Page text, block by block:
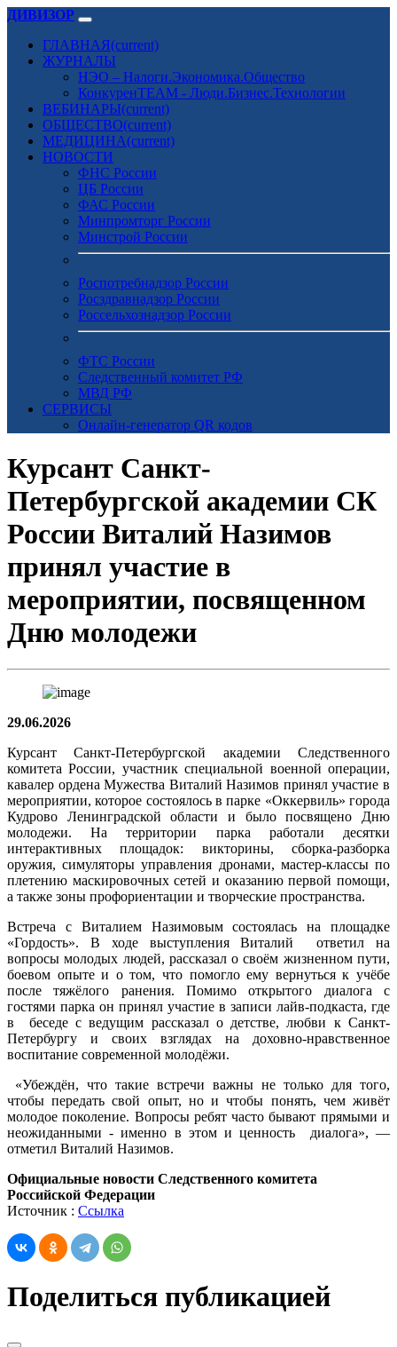
ДИВИЗОР
ГЛАВНАЯ(current)
ЖУРНАЛЫ
НЭО – Налоги.Экономика.Общество
КонкуренTEAM - Люди.Бизнес.Технологии
ВЕБИНАРЫ(current)
ОБЩЕСТВО(current)
МЕДИЦИНА(current)
НОВОСТИ
ФНС России
ЦБ России
ФАС России
Минпромторг России
Минстрой России
Роспотребнадзор России
Росздравнадзор России
Россельхознадзор России
ФТС России
Следственный комитет РФ
МВД РФ
СЕРВИСЫ
Онлайн-генератор QR кодов
Курсант Санкт-
Петербургской академии СК
России Виталий Назимов
принял участие в
мероприятии, посвященном
Дню молодежи
29.06.2026
Курсант Санкт-Петербургской академии Следственного
комитета России, участник специальной военной операции,
кавалер ордена Мужества Виталий Назимов принял участие в
мероприятии, которое состоялось в парке «Оккервиль» города
Кудрово Ленинградской области и было посвящено Дню
молодежи. На территории парка работали десятки
интерактивных площадок: викторины, сборка-разборка
оружия, симуляторы управления дронами, мастер-классы по
плетению маскировочных сетей и оказанию первой помощи,
а также зоны профориентации и творческие пространства.
Встреча с Виталием Назимовым состоялась на площадке
«Гордость». В ходе выступления Виталий ответил на
вопросы молодых людей, рассказал о своём жизненном пути,
боевом опыте и о том, что помогло ему вернуться к учёбе
после тяжёлого ранения. Помимо открытого диалога с
гостями парка он принял участие в записи лайв-подкаста, где
в беседе с ведущим рассказал о детстве, любви к Санкт-
Петербургу и своих взглядах на доховно-нравственное
воспитание современной молодёжи.
«Убеждён, что такие встречи важны не только для того,
чтобы передать свой опыт, но и чтобы понять, чем живёт
молодое поколение. Вопросы ребят часто бывают прямыми и
неожиданными - именно в этом и ценность диалога», —
отметил Виталий Назимов.
Официальные новости Следственного комитета
Российской Федерации
Источник : Ссылка
Поделиться публикацией